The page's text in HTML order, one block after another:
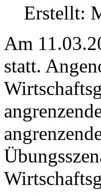
Erstellt:
Am
statt.